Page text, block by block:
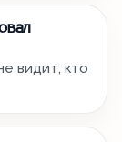
видит, кто